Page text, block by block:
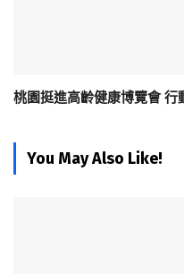
桃園挺進高齡健康博覽會 行
You May Also Like!